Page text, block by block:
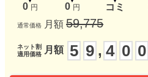
0 円 0 円 コミ
通常価格 月額 59,775
ネット割
適用価格
月額 5 9 , 4 0 0